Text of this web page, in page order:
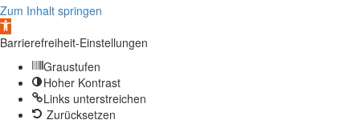
Zum Inhalt springen
Werkzeugleiste
öffnen
Barrierefreiheit-Einstellungen
Graustufen
Hoher Kontrast
Links unterstreichen
Zurücksetzen